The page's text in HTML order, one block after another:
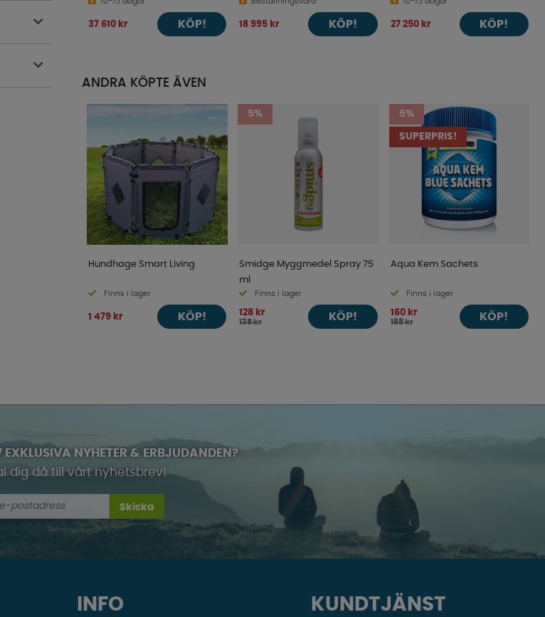
37 610 kr KÖP! 18 995 kr KÖP! 27 250 kr KÖP!
ANDRA KÖPTE ÄVEN
Hundhage Smart Living
Finns i lager
1 479 kr KÖP!
5%
Smidge Myggmedel Spray 75
ml
Finns i lager
128 kr
135 kr KÖP!
5%
SUPERPRIS!
Aqua Kem Sachets
Finns i lager
160 kr
168 kr KÖP!
EXKLUSIVA NYHETER & ERBJUDANDEN?
dig då till vårt nyhetsbrev!
Skicka
INFO KUNDTJÄNST